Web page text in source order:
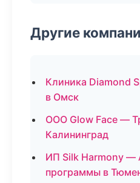
Другие
Клиника Diamond
в Омск
ООО Glow Face —
Калининград
ИП Silk Harmony —
программы в